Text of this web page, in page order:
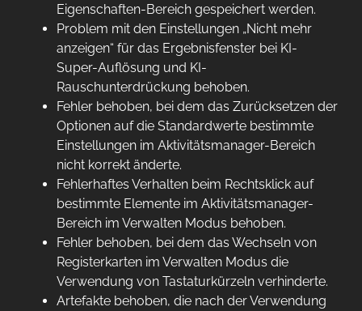
Eigenschaften-Bereich gespeichert werden.
Problem mit den Einstellungen „Nicht mehr
anzeigen“ für das Ergebnisfenster bei KI-
Super-Auflösung und KI-
Rauschunterdrückung behoben.
Fehler behoben, bei dem das Zurücksetzen der
Optionen auf die Standardwerte bestimmte
Einstellungen im Aktivitätsmanager-Bereich
nicht korrekt änderte.
Fehlerhaftes Verhalten beim Rechtsklick auf
bestimmte Elemente im Aktivitätsmanager-
Bereich im Verwalten Modus behoben.
Fehler behoben, bei dem das Wechseln von
Registerkarten im Verwalten Modus die
Verwendung von Tastaturkürzeln verhinderte.
Artefakte behoben, die nach der Verwendung